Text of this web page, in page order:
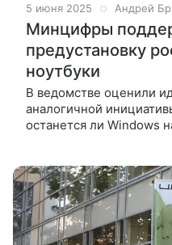
5 июня 2025 Андрей
Минцифры
предустановку
ноутбуки
В ведомстве оценили
аналогичной
останется ли Windows